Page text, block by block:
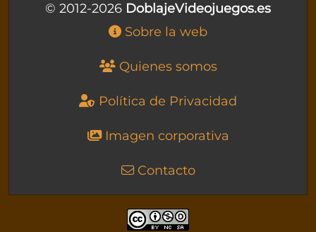
© 2012-2026 DoblajeVideojuegos.es
Sobre la web
Quienes somos
Política de Privacidad
Imagen corporativa
Contacto